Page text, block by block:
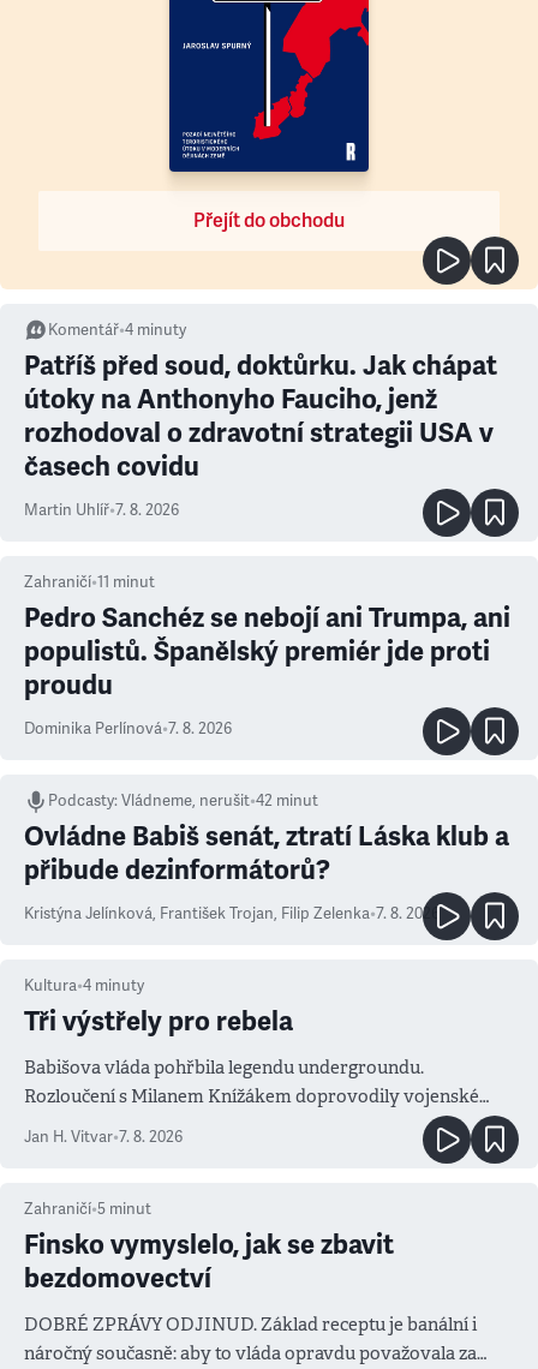
Přejít do obchodu
Komentář•4 minuty
Patříš před soud, doktůrku. Jak chápat
útoky na Anthonyho Fauciho, jenž
rozhodoval o zdravotní strategii USA v
časech covidu
Martin Uhlíř•7. 8. 2026
Zahraničí•11 minut
Pedro Sanchéz se nebojí ani Trumpa, ani
populistů. Španělský premiér jde proti
proudu
Dominika Perlínová•7. 8. 2026
Podcasty:Vládneme, nerušit•42 minut
Ovládne Babiš senát, ztratí Láska klub a
přibude dezinformátorů?
Kristýna Jelínková, František Trojan, Filip Zelenka•7. 8. 2026
Kultura•4 minuty
Tři výstřely pro rebela
Babišova vláda pohřbila legendu undergroundu.
Rozloučení s Milanem Knížákem doprovodily vojenské
salvy i kritika pokrokářů
Jan H. Vitvar•7. 8. 2026
Zahraničí•5 minut
Finsko vymyslelo, jak se zbavit
bezdomovectví
DOBRÉ ZPRÁVY ODJINUD. Základ receptu je banální i
náročný současně: aby to vláda opravdu považovala za